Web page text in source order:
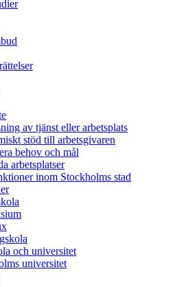
av tjänst eller arbetsplats
stöd till arbetsgivaren
behov och mål
arbetsplatser
inom Stockholms stad
och universitet
universitet